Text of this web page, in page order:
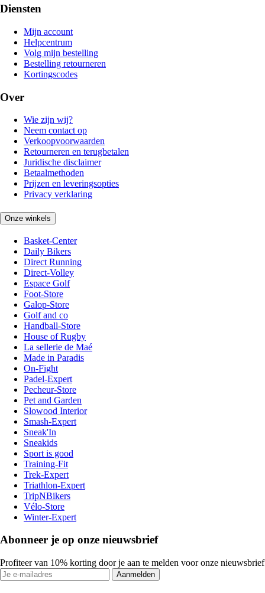
Diensten
Mijn account
Helpcentrum
Volg mijn bestelling
Bestelling retourneren
Kortingscodes
Over
Wie zijn wij?
Neem contact op
Verkoopvoorwaarden
Retourneren en terugbetalen
Juridische disclaimer
Betaalmethoden
Prijzen en leveringsopties
Privacy verklaring
Onze winkels
Basket-Center
Daily Bikers
Direct Running
Direct-Volley
Espace Golf
Foot-Store
Galop-Store
Golf and co
Handball-Store
House of Rugby
La sellerie de Maé
Made in Paradis
On-Fight
Padel-Expert
Pecheur-Store
Pet and Garden
Slowood Interior
Smash-Expert
Sneak'In
Sneakids
Sport is good
Training-Fit
Trek-Expert
Triathlon-Expert
TripNBikers
Vélo-Store
Winter-Expert
Abonneer je op onze nieuwsbrief
Profiteer van 10% korting door je aan te melden voor onze nieuwsbrief
Aanmelden